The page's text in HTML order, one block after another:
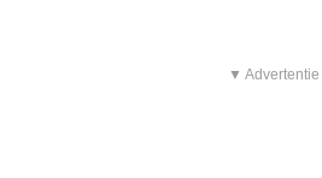
▼ Advertentie